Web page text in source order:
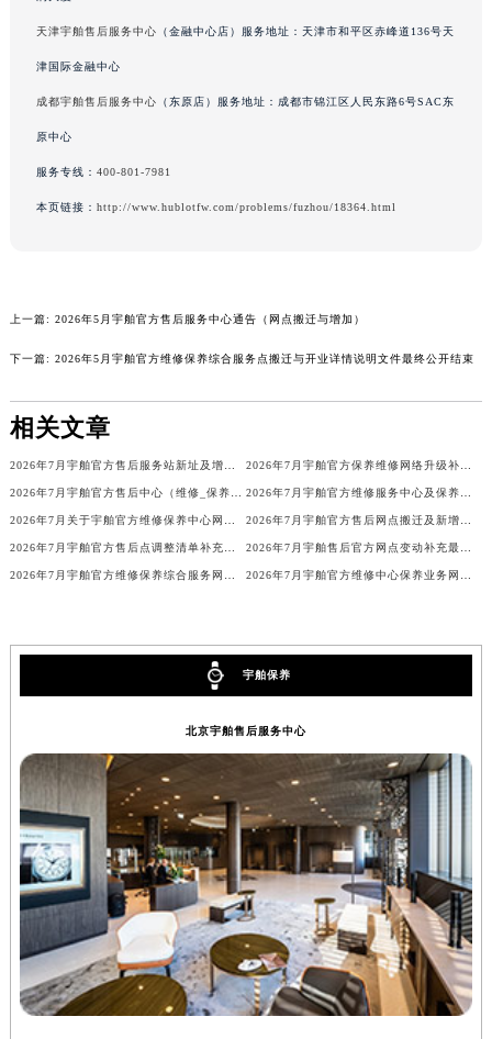
天津宇舶售后服务中心 （金融中心店）服务地址：天津市和平区赤峰道136号天
津国际金融中心
成都宇舶售后服务中心 （东原店）服务地址：成都市锦江区人民东路6号SAC东
原中心
服务专线： 400-801-7981
本页链接： http://www.hublotfw.com/problems/fuzhou/18364.html
上一篇: 2026年5月宇舶官方售后服务中心通告（网点搬迁与增加）
下一篇: 2026年5月宇舶官方维修保养综合服务点搬迁与开业详情说明文件最终公开结束
相关文章
宇舶保养
北京宇舶售后服务中心